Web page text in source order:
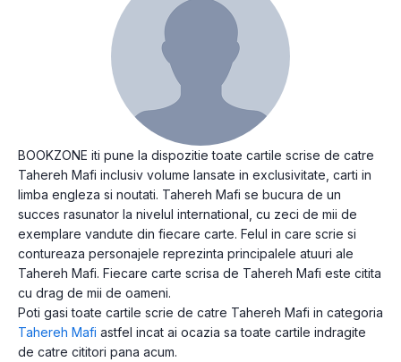
BOOKZONE iti pune la dispozitie toate cartile scrise de catre
Tahereh Mafi inclusiv volume lansate in exclusivitate, carti in
limba engleza si noutati. Tahereh Mafi se bucura de un
succes rasunator la nivelul international, cu zeci de mii de
exemplare vandute din fiecare carte. Felul in care scrie si
contureaza personajele reprezinta principalele atuuri ale
Tahereh Mafi. Fiecare carte scrisa de Tahereh Mafi este citita
cu drag de mii de oameni.
Poti gasi toate cartile scrie de catre Tahereh Mafi in categoria
Tahereh Mafi astfel incat ai ocazia sa toate cartile indragite
de catre cititori pana acum.